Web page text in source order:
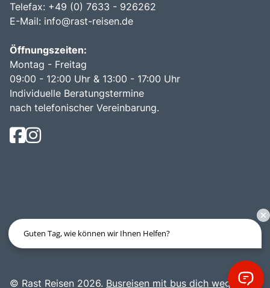
Telefax: +49 (0) 7633 - 926262
E-Mail: info@rast-reisen.de
Öffnungszeiten:
Montag - Freitag
09:00 - 12:00 Uhr & 13:00 - 17:00 Uhr
Individuelle Beratungstermine
nach telefonischer Vereinbarung.
© Rast Reisen 2026. Busreisen mit bus dich weg!
Guten Tag, wie können wir Ihnen Helfen?